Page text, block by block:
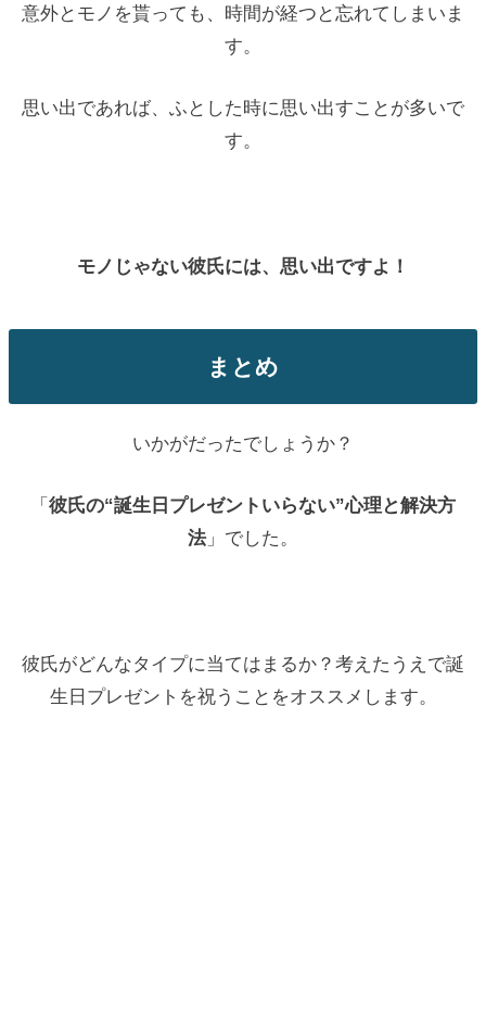
意外とモノを貰っても、時間が経つと忘れてしまいま
す。
思い出であれば、ふとした時に思い出すことが多いで
す。
モノじゃない彼氏には、思い出ですよ！
まとめ
いかがだったでしょうか？
「 彼氏の“誕生日プレゼントいらない”心理と解決方
法」でした。
彼氏がどんなタイプに当てはまるか？考えたうえで誕
生日プレゼントを祝うことをオススメします。